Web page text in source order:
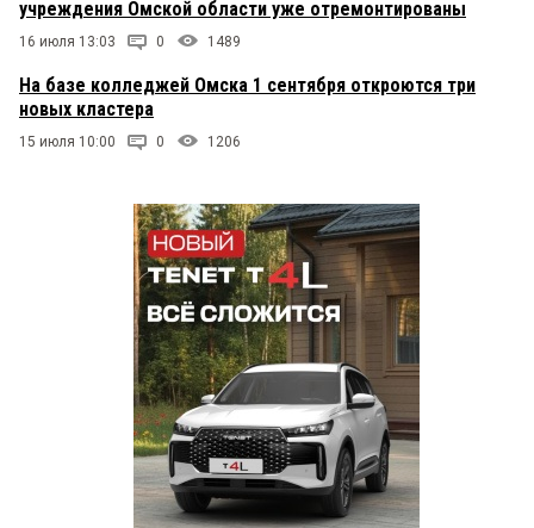
учреждения Омской области уже отремонтированы
16 июля 13:03 0 1489
На базе колледжей Омска 1 сентября откроются три
новых кластера
15 июля 10:00 0 1206